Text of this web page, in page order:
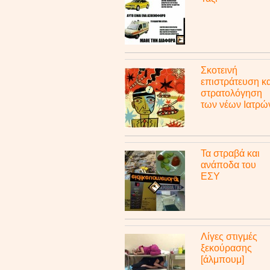
Σκοτεινή
επιστράτευση
στρατολόγηση
των νέων
Τα στραβά και
ανάποδα του
ΕΣΥ
Λίγες στιγμές
ξεκούρασης
[άλμπουμ]